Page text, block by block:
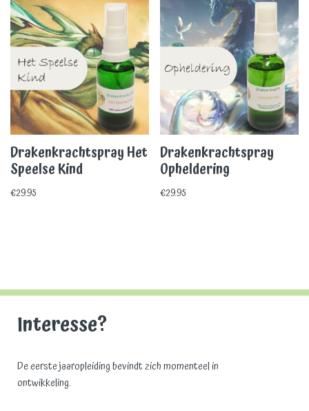
Drakenkrachtspray Het
Speelse Kind
€29.95
Drakenkrachtspray
Opheldering
€29.95
Interesse?
De eerste jaaropleiding bevindt zich momenteel in
ontwikkeling.